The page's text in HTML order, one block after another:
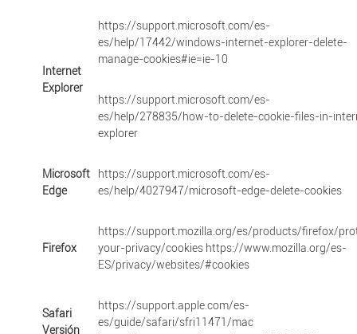
Internet
Explorer
https://support.microsoft.com/es-
es/help/17442/windows-internet-explorer-delete-
manage-cookies#ie=ie-10
https://support.microsoft.com/es-
es/help/278835/how-to-delete-cookie-files-in-
explorer
Microsoft
Edge
https://support.microsoft.com/es-
es/help/4027947/microsoft-edge-delete-cookies
Firefox
https://support.mozilla.org/es/products/firefox/
your-privacy/cookies https://www.mozilla.org/es-
ES/privacy/websites/#cookies
Safari
Versión
https://support.apple.com/es-
es/guide/safari/sfri11471/mac